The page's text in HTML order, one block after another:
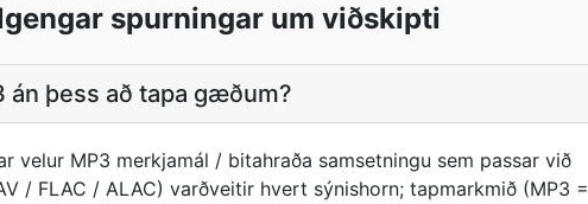
spurningar um viðskipti
án þess að tapa gæðum?
velur MP3 merkjamál / bitahraða samsetningu sem passar við
/ FLAC / ALAC) varðveitir hvert sýnishorn; tapmarkmið (MP3 =